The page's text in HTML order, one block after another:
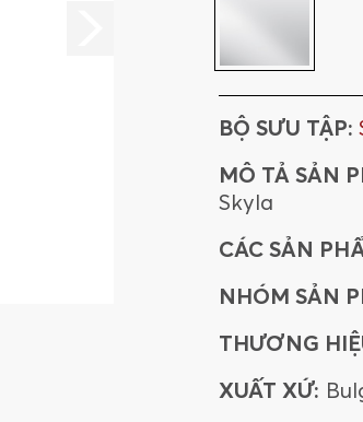
BỘ SƯU TẬP:
MÔ TẢ SẢN
Skyla
CÁC SẢN
NHÓM SẢN
THƯƠNG
XUẤT XỨ: